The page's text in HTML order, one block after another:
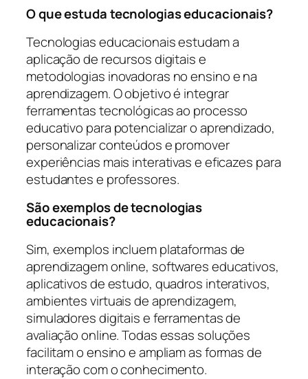
O que estuda tecnologias educacionais?
Tecnologias educacionais estudam a
aplicação de recursos digitais e
metodologias inovadoras no ensino e na
aprendizagem. O objetivo é integrar
ferramentas tecnológicas ao processo
educativo para potencializar o aprendizado,
personalizar conteúdos e promover
experiências mais interativas e eficazes para
estudantes e professores.
São exemplos de tecnologias
educacionais?
Sim, exemplos incluem plataformas de
aprendizagem online, softwares educativos,
aplicativos de estudo, quadros interativos,
ambientes virtuais de aprendizagem,
simuladores digitais e ferramentas de
avaliação online. Todas essas soluções
facilitam o ensino e ampliam as formas de
interação com o conhecimento.